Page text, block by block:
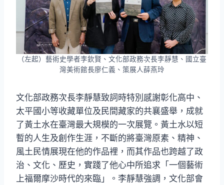
（左起）藝術史學者李欽賢、文化部政務次長李靜慧、國立臺
灣美術館長廖仁義、策展人薛燕玲
文化部政務次長李靜慧致詞時特別感謝彰化高中、
太平國小等收藏單位及民間藏家的共襄盛舉，成就
了黃土水在臺灣最大規模的一次展覽。黃土水以短
暫的人生及創作生涯，不斷的將臺灣原素、精神、
風土民情展現在他的作品裡，而其作品也跨越了政
治、文化、歷史，實踐了他心中所追求「一個藝術
上福爾摩沙時代的來臨」。李靜慧強調，文化部會